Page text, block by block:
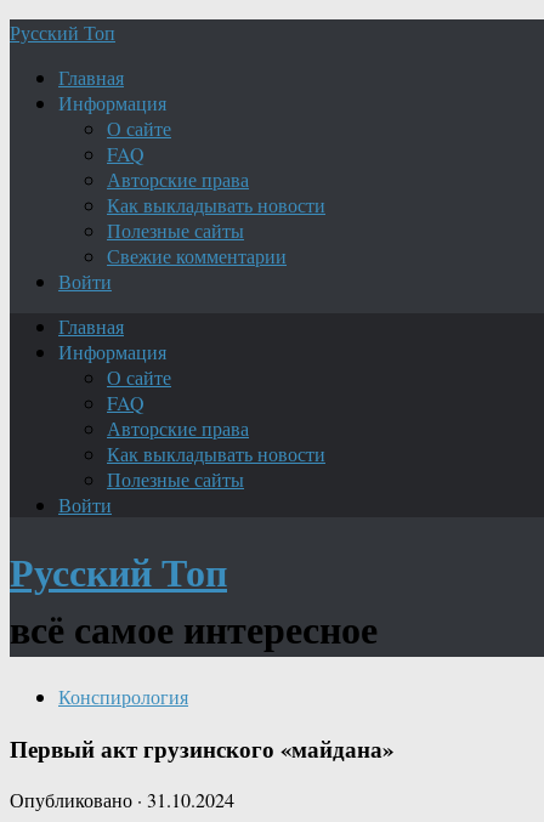
Русский Топ
Главная
Информация
О сайте
FAQ
Авторские права
Как выкладывать новости
Полезные сайты
Свежие комментарии
Войти
Главная
Информация
О сайте
FAQ
Авторские права
Как выкладывать новости
Полезные сайты
Войти
Русский Топ
всё самое интересное
Конспирология
Первый акт грузинского «майдана»
Опубликовано · 31.10.2024